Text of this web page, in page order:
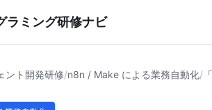
ラミング研修ナビ
ント開発研修/n8n / Make による業務自動化/